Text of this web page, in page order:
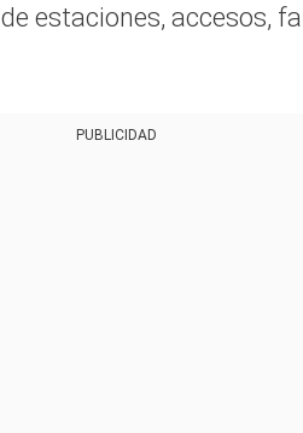
estaciones, accesos,
PUBLICIDAD